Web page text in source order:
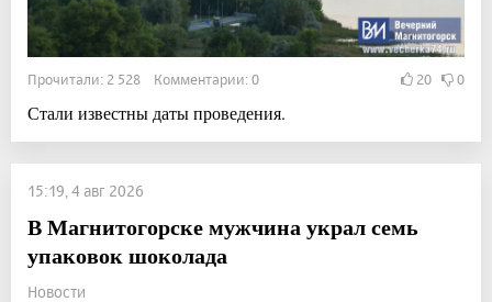
Прочитали: 2 528 Комментарии: 0 20 0
Стали известны даты проведения.
15:19, 4 авг 2026
В Магнитогорске мужчина украл семь
упаковок шоколада
Новости